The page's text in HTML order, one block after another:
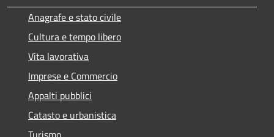
Anagrafe e stato civile
Cultura e tempo libero
Vita lavorativa
Imprese e Commercio
Appalti pubblici
Catasto e urbanistica